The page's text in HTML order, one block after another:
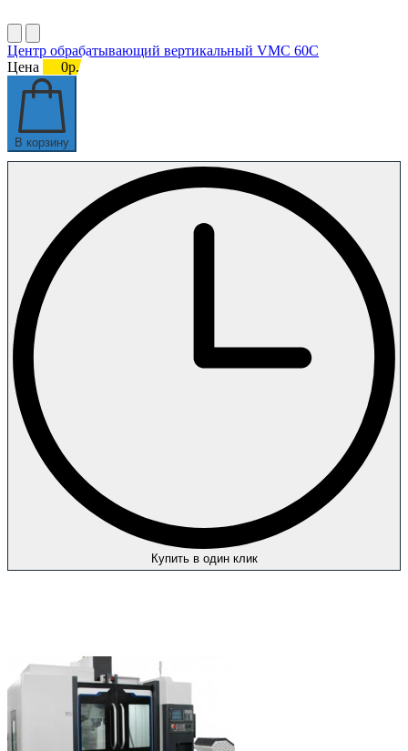
Центр обрабатывающий вертикальный VMC 60С
Цена
0р.
В корзину
Купить в один клик